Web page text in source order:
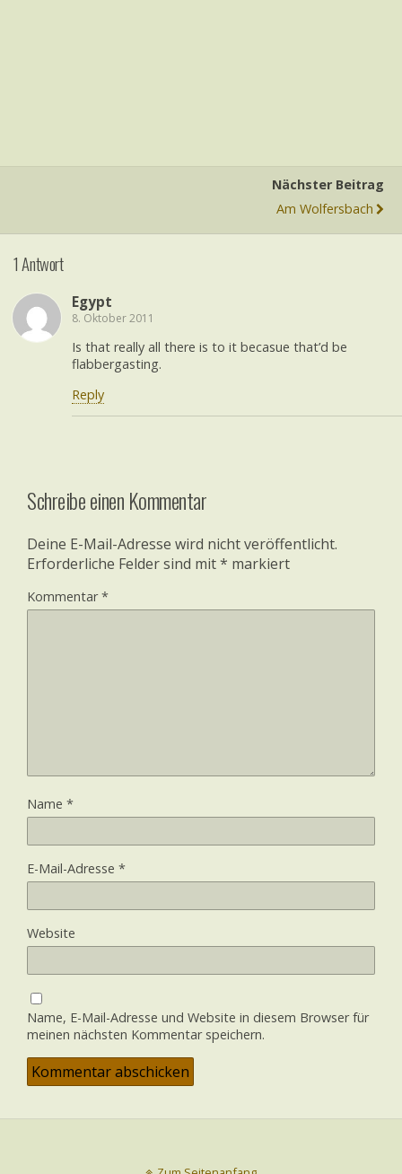
Nächster Beitrag
Am Wolfersbach
1 Antwort
Egypt
8. Oktober 2011
Is that really all there is to it becasue that’d be
flabbergasting.
Reply
Schreibe einen Kommentar
Deine E-Mail-Adresse wird nicht veröffentlicht.
Erforderliche Felder sind mit* markiert
Kommentar*
Name *
E-Mail-Adresse *
Website
Name, E-Mail-Adresse und Website in diesem Browser für
meinen nächsten Kommentar speichern.